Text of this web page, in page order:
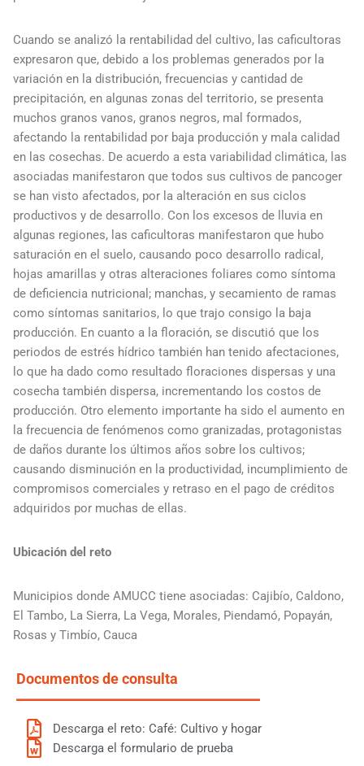
Cuando se analizó la rentabilidad del cultivo, las caficultoras
expresaron que, debido a los problemas generados por la
variación en la distribución, frecuencias y cantidad de
precipitación, en algunas zonas del territorio, se presenta
muchos granos vanos, granos negros, mal formados,
afectando la rentabilidad por baja producción y mala calidad
en las cosechas. De acuerdo a esta variabilidad climática, las
asociadas manifestaron que todos sus cultivos de pancoger
se han visto afectados, por la alteración en sus ciclos
productivos y de desarrollo. Con los excesos de lluvia en
algunas regiones, las caficultoras manifestaron que hubo
saturación en el suelo, causando poco desarrollo radical,
hojas amarillas y otras alteraciones foliares como síntoma
de deficiencia nutricional; manchas, y secamiento de ramas
como síntomas sanitarios, lo que trajo consigo la baja
producción. En cuanto a la floración, se discutió que los
periodos de estrés hídrico también han tenido afectaciones,
lo que ha dado como resultado floraciones dispersas y una
cosecha también dispersa, incrementando los costos de
producción. Otro elemento importante ha sido el aumento en
la frecuencia de fenómenos como granizadas, protagonistas
de daños durante los últimos años sobre los cultivos;
causando disminución en la productividad, incumplimiento de
compromisos comerciales y retraso en el pago de créditos
adquiridos por muchas de ellas.
Ubicación del reto
Municipios donde AMUCC tiene asociadas: Cajibío, Caldono,
El Tambo, La Sierra, La Vega, Morales, Piendamó, Popayán,
Rosas y Timbío, Cauca
Documentos de consulta
Descarga el reto: Café: Cultivo y hogar
Descarga el formulario de prueba